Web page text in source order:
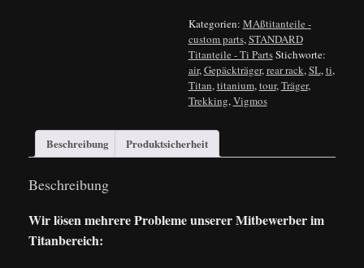
Kategorien: MAßtitanteile -
custom parts,STANDARD
Titanteile - Ti PartsStichworte:
air,Gepäckträger,rear rack,SL,ti,
Titan,titanium,tour,Träger,
Trekking,Vigmos
Beschreibung Produktsicherheit
Beschreibung
Wir lösen mehrere Probleme unserer Mitbewerber im
Titanbereich: